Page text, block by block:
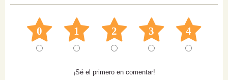
0 1 2 3 4
¡Sé el primero en comentar!